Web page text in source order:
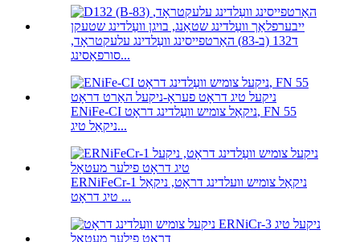
ד132 (ב-83) האַרטפייסינג וועַלדינג עלעקטראָד,
סורפאַסינג...
ENiFe-CI ניקאַל צומיש וועַלדינג דראָט, FN 55
ניקאַל טיג...
ERNiFeCr-1 ניקאַל צומיש וועלדינג דראָט, ניקאַל
טיג דראָט ...